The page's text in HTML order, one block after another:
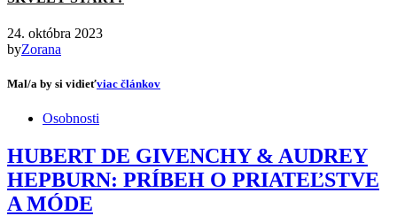
24. októbra 2023
byZorana
Mal/a by si vidieťviac článkov
Osobnosti
HUBERT DE GIVENCHY & AUDREY
HEPBURN: PRÍBEH O PRIATEĽSTVE
A MÓDE